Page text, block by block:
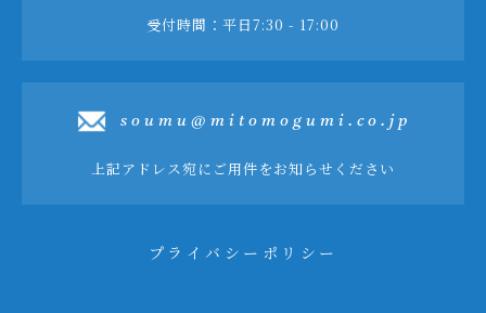
受付時間：平日7:30 - 17:00
soumu@mitomogumi.co.jp
上記アドレス宛にご用件をお知らせください
プライバシーポリシー